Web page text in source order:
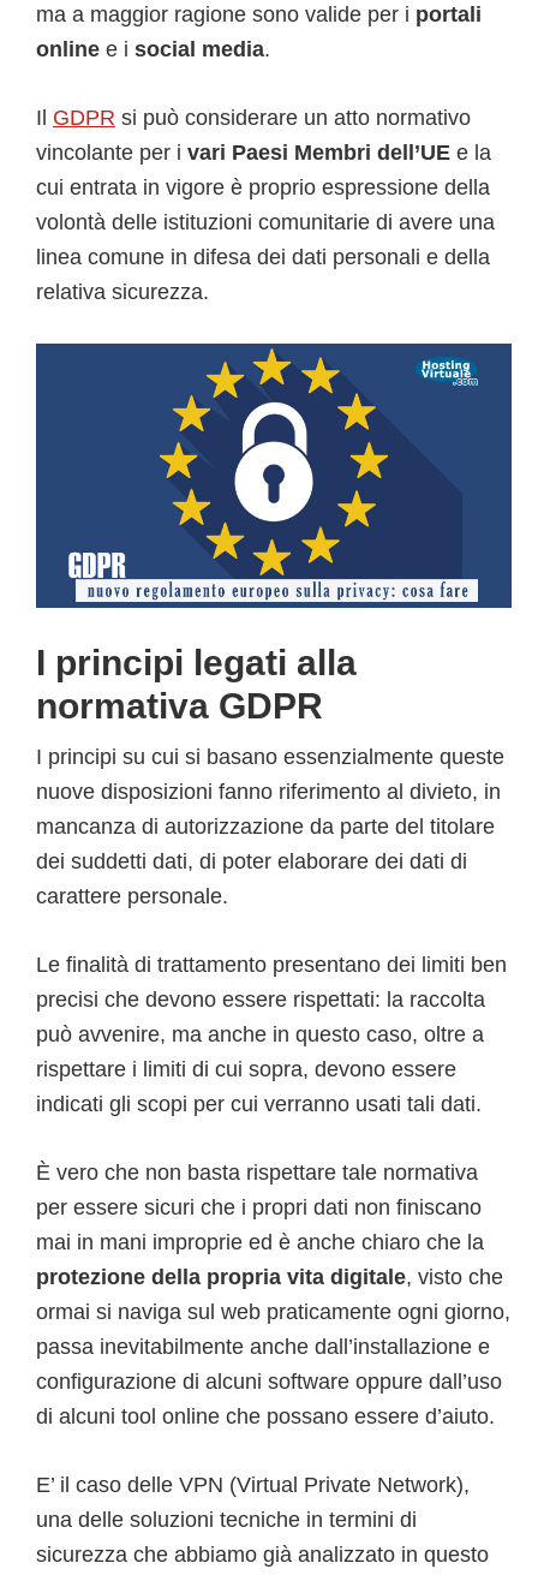
ma a maggior ragione sono valide per i portali
online e i social media.
Il GDPR si può considerare un atto normativo
vincolante per i vari Paesi Membri dell’UE e la
cui entrata in vigore è proprio espressione della
volontà delle istituzioni comunitarie di avere una
linea comune in difesa dei dati personali e della
relativa sicurezza.
I principi legati alla
normativa GDPR
I principi su cui si basano essenzialmente queste
nuove disposizioni fanno riferimento al divieto, in
mancanza di autorizzazione da parte del titolare
dei suddetti dati, di poter elaborare dei dati di
carattere personale.
Le finalità di trattamento presentano dei limiti ben
precisi che devono essere rispettati: la raccolta
può avvenire, ma anche in questo caso, oltre a
rispettare i limiti di cui sopra, devono essere
indicati gli scopi per cui verranno usati tali dati.
È vero che non basta rispettare tale normativa
per essere sicuri che i propri dati non finiscano
mai in mani improprie ed è anche chiaro che la
protezione della propria vita digitale, visto che
ormai si naviga sul web praticamente ogni giorno,
passa inevitabilmente anche dall’installazione e
configurazione di alcuni software oppure dall’uso
di alcuni tool online che possano essere d’aiuto.
E’ il caso delle VPN (Virtual Private Network),
una delle soluzioni tecniche in termini di
sicurezza che abbiamo già analizzato in questo